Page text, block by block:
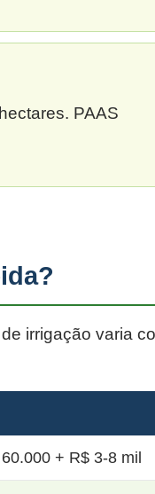
PAAS
irrigação varia
+ R$ 3-8 mil